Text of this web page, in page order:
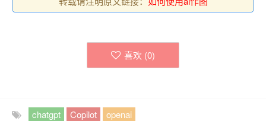
喜欢 (0)
chatgpt Copilot openai